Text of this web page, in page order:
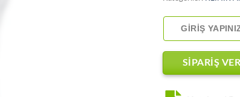
GIRIŞ
SİPARİŞ VER